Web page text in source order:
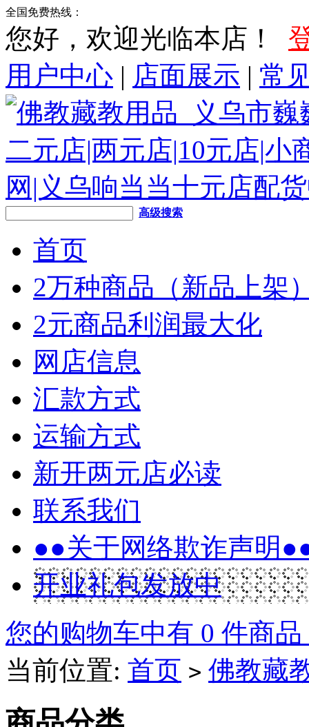
全国免费热线：
您好，欢迎光临本店！
用户中心 | 店面展示 | 常
高级搜索
首页
2万种商品（新品上架
2元商品利润最大化
网店信息
汇款方式
运输方式
新开两元店必读
联系我们
●●关于网络欺诈声明
开业礼包发放中
您的购物车中有 0 件商
当前位置: 首页 > 佛教藏